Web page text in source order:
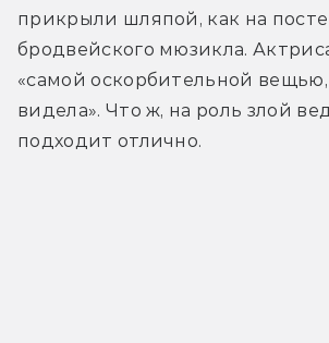
прикрыли шляпой, как на
бродвейского мюзикла.
«самой оскорбительной вещью,
видела». Что ж, на роль злой
подходит отлично.